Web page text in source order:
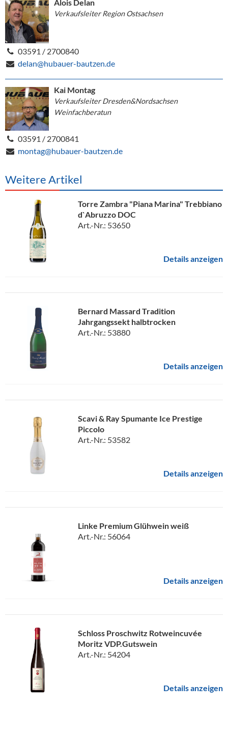
Alois Delan
Verkaufsleiter Region Ostsachsen
03591 / 2700840
delan@hubauer-bautzen.de
Kai Montag
Verkaufsleiter Dresden&Nordsachsen
Weinfachberatun
03591 / 2700841
montag@hubauer-bautzen.de
Weitere Artikel
Torre Zambra "Piana Marina" Trebbiano
d`Abruzzo DOC
Art.-Nr.: 53650
Details anzeigen
Bernard Massard Tradition
Jahrgangssekt halbtrocken
Art.-Nr.: 53880
Details anzeigen
Scavi & Ray Spumante Ice Prestige
Piccolo
Art.-Nr.: 53582
Details anzeigen
Linke Premium Glühwein weiß
Art.-Nr.: 56064
Details anzeigen
Schloss Proschwitz Rotweincuvée
Moritz VDP.Gutswein
Art.-Nr.: 54204
Details anzeigen